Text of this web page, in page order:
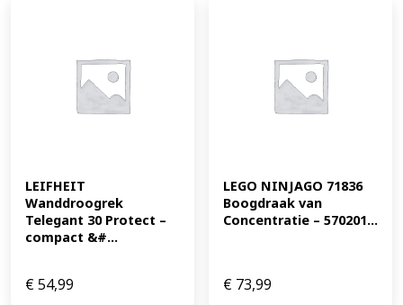
LEIFHEIT
Wanddroogrek
Telegant 30 Protect –
compact &#...
€54,99
LEGO NINJAGO 71836
Boogdraak van
Concentratie – 570201...
€ 73,99